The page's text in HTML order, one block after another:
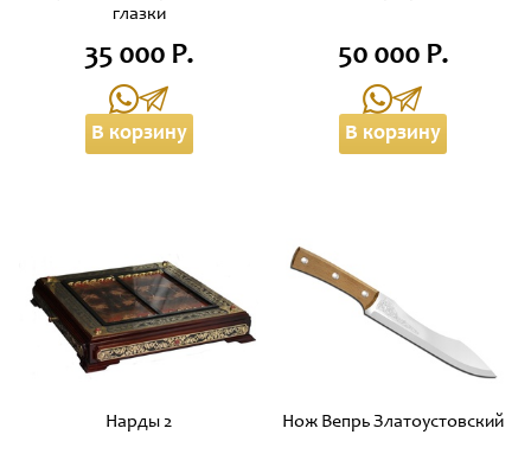
глазки
35 000 Р.
В корзину
50 000 Р.
В корзину
Нарды 2 Нож Вепрь Златоустовский